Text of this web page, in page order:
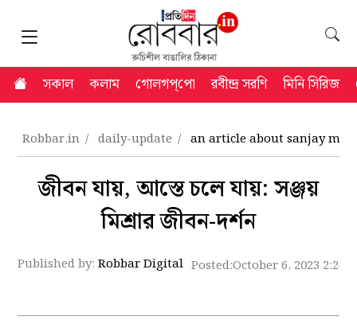
সকাল কলাম গোলগপ্‌পো রবীন্দ্র সরণি মিনি সিরিজ
Robbar.in daily-update an article about sanjay
জীবন যায়, আস্তে চলে যায়: সঞ্জয়
মিশ্রার জীবন-দর্শন
Published by:Robbar Digital Posted:October 6, 2023 2:24